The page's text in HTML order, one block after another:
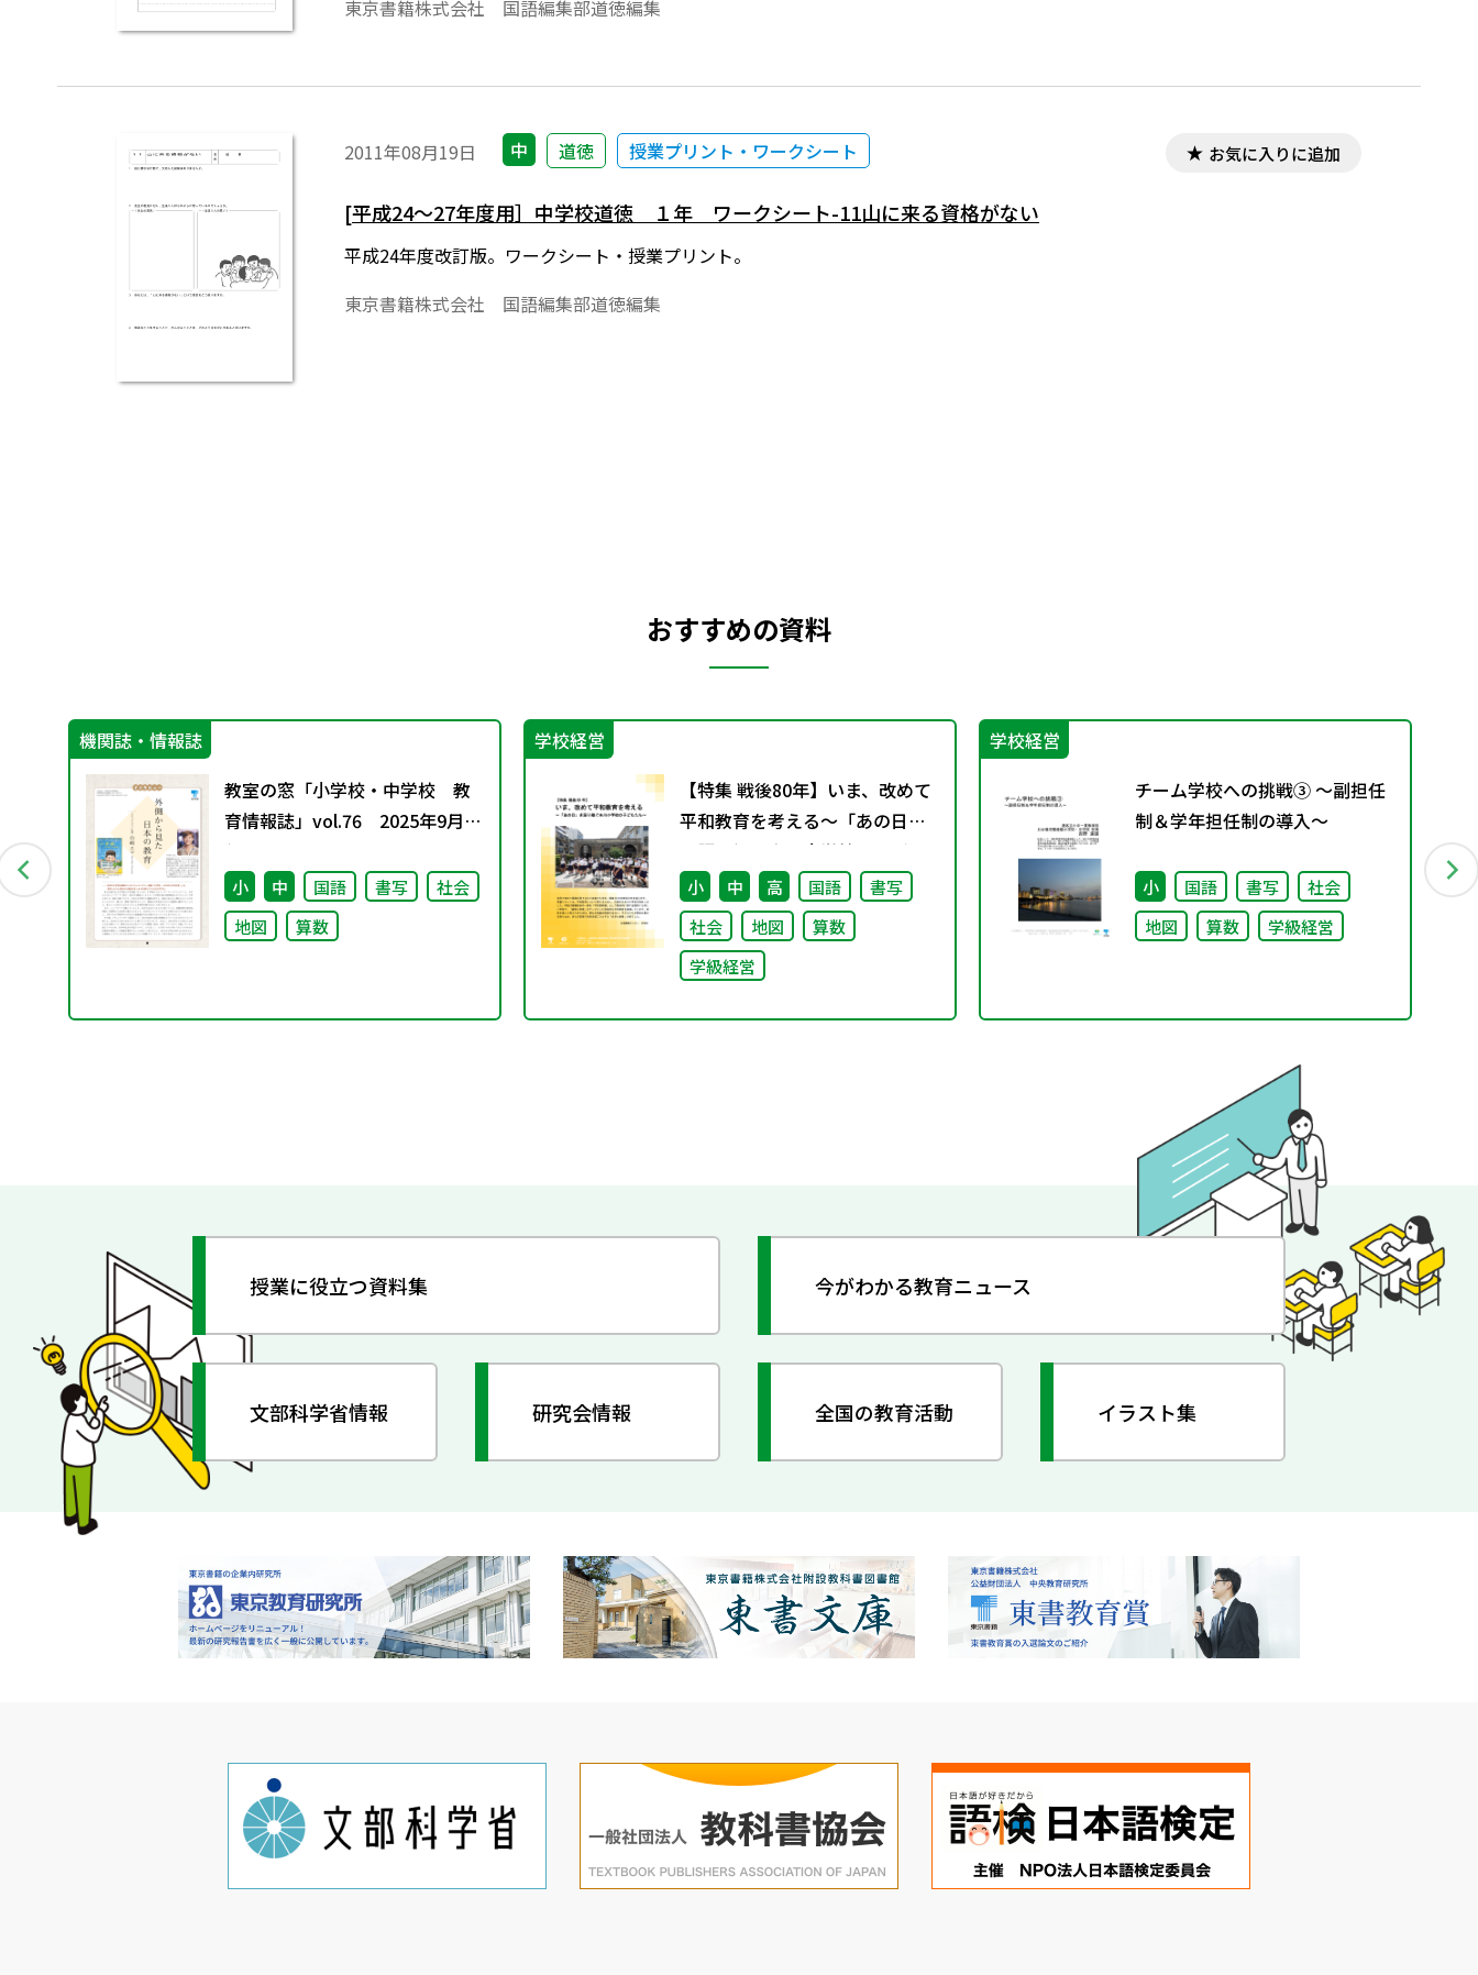
東京書籍株式会社 国語編集部道徳編集
2011年08月19日 中 道徳 授業プリント・ワークシート お気に入りに追加
[平成24～27年度用］中学校道徳 １年 ワークシート-11山に来る資格がない
平成24年度改訂版。ワークシート・授業プリント。
東京書籍株式会社 国語編集部道徳編集
おすすめの資料
機関誌・情報誌
教室の窓「小学校・中学校 教
育情報誌」vol.76 2025年9月発
行
小 中 国語 書写
社会
地図
算数
学校経営
【特集 戦後80年】いま、改めて
平和教育を考える〜「あの日」
を語り継ぐ本川小学校の子ども
たち〜
小 中 高 国語
書写
社会
地図
算数
学級経営
学校経営
チーム学校への挑戦③ ～副担任
制＆学年担任制の導入～
小 国語 書写
社会
地図
算数 学級経営
授業に役立つ資料集 今がわかる教育ニュース
文部科学省情報 研究会情報 全国の教育活動 イラスト集